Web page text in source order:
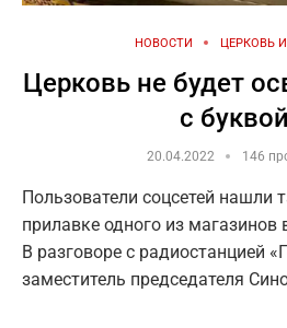
НОВОСТИ ЦЕРКОВЬ
Церковь не будет
с
20.04.2022 146
Пользователи соцсетей нашли
прилавке одного из магазинов
В разговоре с радиостанцией
заместитель председателя